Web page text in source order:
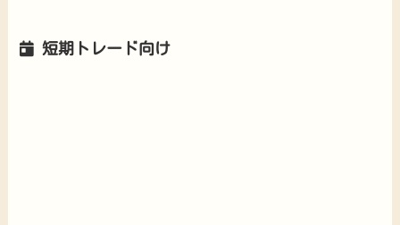
短期トレード向け